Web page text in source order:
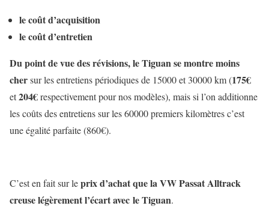
le coût d’acquisition
le coût d’entretien
Du point de vue des révisions, le Tiguan se montre moins
chersur les entretiens périodiques de 15000 et 30000 km (175€
et204€respectivement pour nos modèles), mais si l’on additionne
les coûts des entretiens sur les 60000 premiers kilomètres c’est
une égalité parfaite (860€).
C’est en fait sur leprix d’achat que la VW Passat Alltrack
creuse légèrement l’écart avec le Tiguan.